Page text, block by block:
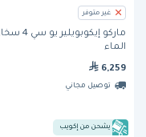
غير متوفر
ماركو إيكوبويلير يو
الماء
6,259
توصيل مجاني
يشحن من إكويب